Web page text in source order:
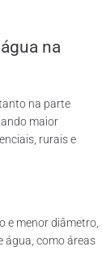
na
na parte
maior
rurais e
e menor diâmetro,
água, como áreas